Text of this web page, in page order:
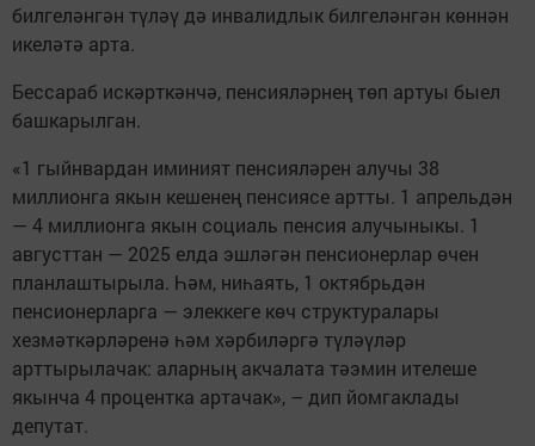
билгеләнгән түләү дә инвалидлык билгеләнгән көннән
икеләтә арта.
Бессараб искәрткәнчә, пенсияләрнең төп артуы быел
башкарылган.
«1 гыйнвардан иминият пенсияләрен алучы 38
миллионга якын кешенең пенсиясе артты. 1 апрельдән
— 4 миллионга якын социаль пенсия алучыныкы. 1
августтан — 2025 елда эшләгән пенсионерлар өчен
планлаштырыла. Һәм, ниһаять, 1 октябрьдән
пенсионерларга — элеккеге көч структуралары
хезмәткәрләренә һәм хәрбиләргә түләүләр
арттырылачак: аларның акчалата тәэмин ителеше
якынча 4 процентка артачак», – дип йомгаклады
депутат.